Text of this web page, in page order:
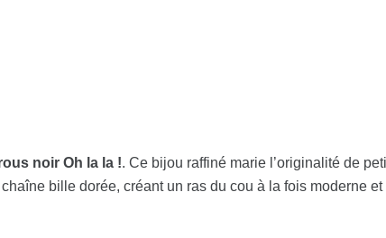
noir Oh la la !. Ce bijou raffiné marie l’originalité de
bille dorée, créant un ras du cou à la fois moderne